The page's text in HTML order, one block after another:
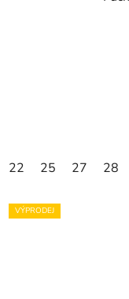
22 25 27 28
VÝPRODEJ